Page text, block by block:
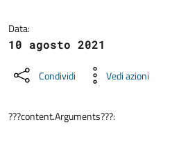
Data:
10 agosto 2021
Condividi Vedi azioni
???content.Arguments???: